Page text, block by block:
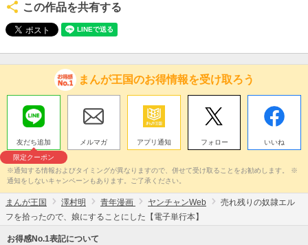
この作品を共有する
まんが王国のお得情報を受け取ろう
友だち追加
限定クーポン
メルマガ アプリ通知 フォロー いいね
※通知する情報およびタイミングが異なりますので、併せて受け取ることをお勧めします。 ※
通知をしないキャンペーンもあります。ご了承ください。
まんが王国 澤村明 青年漫画 ヤンチャンWeb
売れ残りの奴隷エル
フを拾ったので、娘にすることにした【電子単行本】
お得感No.1表記について